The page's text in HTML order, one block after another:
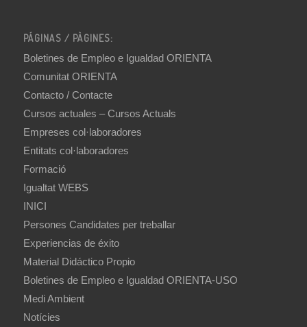
PÁGINAS / PÀGINES:
Boletines de Empleo e Igualdad ORIENTA
Comunitat ORIENTA
Contacto / Contacte
Cursos actuales – Cursos Actuals
Empreses col·laboradores
Entitats col·laboradores
Formació
Igualtat WEBS
INICI
Persones Candidates per treballar
Experiencias de éxito
Material Didáctico Propio
Boletines de Empleo e Igualdad ORIENTA-USO
Medi Ambient
Notícies